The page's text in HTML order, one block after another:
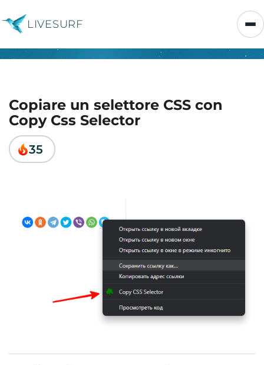
LIVESURF
Copiare un selettore CSS con
Copy Css Selector
35